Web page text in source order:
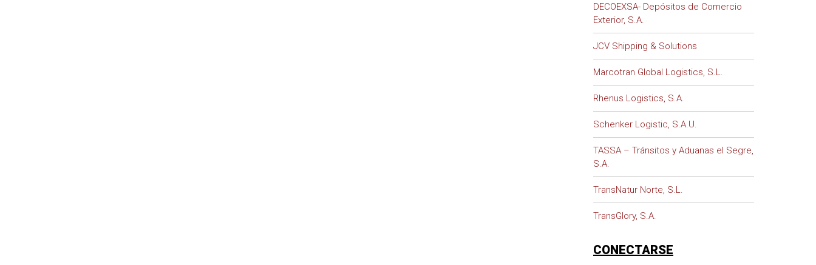
DECOEXSA- Depósitos de Comercio
Exterior, S.A.
JCV Shipping & Solutions
Marcotran Global Logistics, S.L.
Rhenus Logistics, S.A.
Schenker Logistic, S.A.U.
TASSA – Tránsitos y Aduanas el Segre,
S.A.
TransNatur Norte, S.L.
TransGlory, S.A.
CONECTARSE